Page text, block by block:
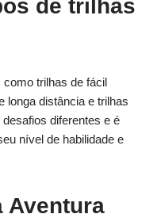
de trilhas
trilhas de fácil
longa distância e trilhas
diferentes e é
nível de habilidade e
Aventura